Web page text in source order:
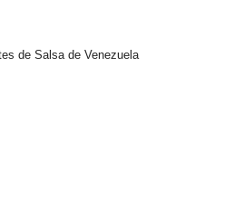
de Salsa de Venezuela